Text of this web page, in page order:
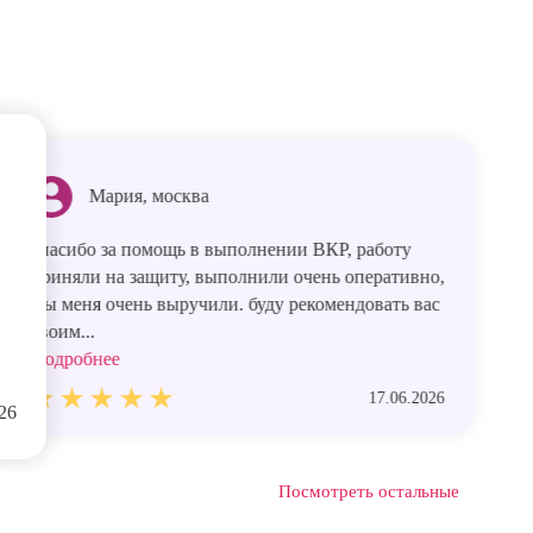
Мария, москва
спасибо за помощь в выполнении ВКР, работу
приняли на защиту, выполнили очень оперативно,
Вы меня очень выручили. буду рекомендовать вас
своим...
Подробнее
17.06.2026
Посмотреть остальные